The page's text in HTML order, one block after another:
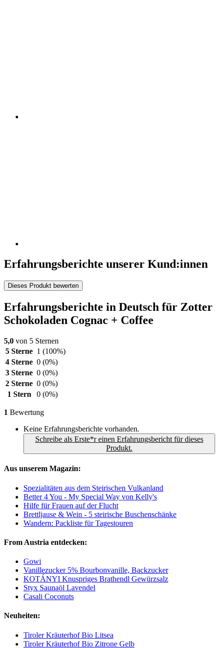
Erfahrungsberichte unserer Kund:innen
Dieses Produkt bewerten
Erfahrungsberichte in Deutsch für Zotter
Schokoladen Cognac + Coffee
5,0 von 5 Sternen
5 Sterne 1 (100%)
4 Sterne 0 (0%)
3 Sterne 0 (0%)
2 Sterne 0 (0%)
1 Stern
0 (0%)
1 Bewertung
Keine Erfahrungsberichte vorhanden.
Schreibe als Erste*r einen Erfahrungsbericht für dieses
Produkt.
Aus unserem Magazin:
Spezialitäten aus dem Steirischen Vulkanland
Better 4 You - My Special Way von Kelly's
Hilfe für Frauen auf der Flucht
Brettljause & Wein - 5 steirische Buschenschänke
Wandern: Packliste für Tagestouren
From Austria entdecken:
Gowi
Vanillezucker 5% Bourbonvanille, Backzucker
KOTÁNYI Knuspriges Brathendl Gewürzsalz
Styx Saunaöl Lavendel
Casali Coconuts
Neuheiten:
Tiroler Kräuterhof Bio Litsea
Tiroler Kräuterhof Bio Zitrone Gelb